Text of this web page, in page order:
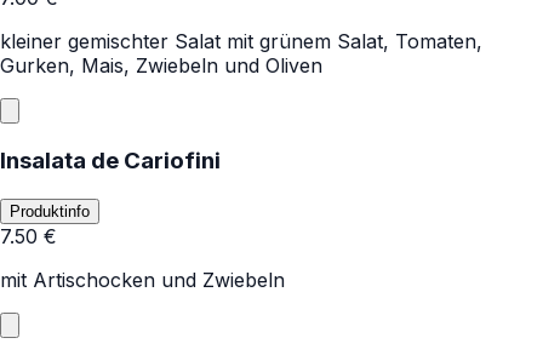
kleiner gemischter Salat mit grünem Salat, Tomaten,
Gurken, Mais, Zwiebeln und Oliven
Insalata de Cariofini
Produktinfo
7.50 €
mit Artischocken und Zwiebeln